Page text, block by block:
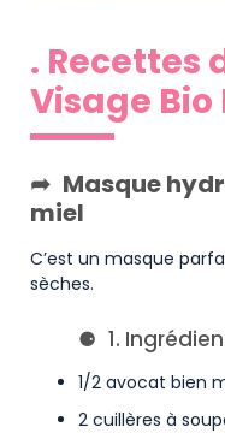
. Recettes
Visage Bio
Masque
miel
C’est un masque
sèches.
1.
1/2 avocat bien
2 cuillères à